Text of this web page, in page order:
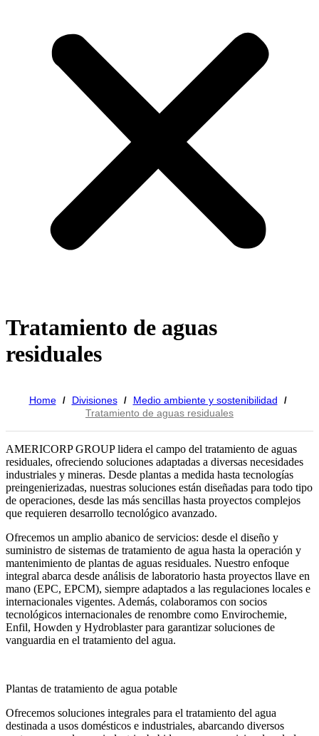
Tratamiento de aguas
residuales
Home / Divisiones / Medio ambiente y sostenibilidad /
Tratamiento de aguas residuales
AMERICORP GROUP lidera el campo del tratamiento de aguas
residuales, ofreciendo soluciones adaptadas a diversas necesidades
industriales y mineras. Desde plantas a medida hasta tecnologías
preingenierizadas, nuestras soluciones están diseñadas para todo tipo
de operaciones, desde las más sencillas hasta proyectos complejos
que requieren desarrollo tecnológico avanzado.
Ofrecemos un amplio abanico de servicios: desde el diseño y
suministro de sistemas de tratamiento de agua hasta la operación y
mantenimiento de plantas de aguas residuales. Nuestro enfoque
integral abarca desde análisis de laboratorio hasta proyectos llave en
mano (EPC, EPCM), siempre adaptados a las regulaciones locales e
internacionales vigentes. Además, colaboramos con socios
tecnológicos internacionales de renombre como Envirochemie,
Enfil, Howden y Hydroblaster para garantizar soluciones de
vanguardia en el tratamiento del agua.
Plantas de tratamiento de agua potable
Ofrecemos soluciones integrales para el tratamiento del agua
destinada a usos domésticos e industriales, abarcando diversos